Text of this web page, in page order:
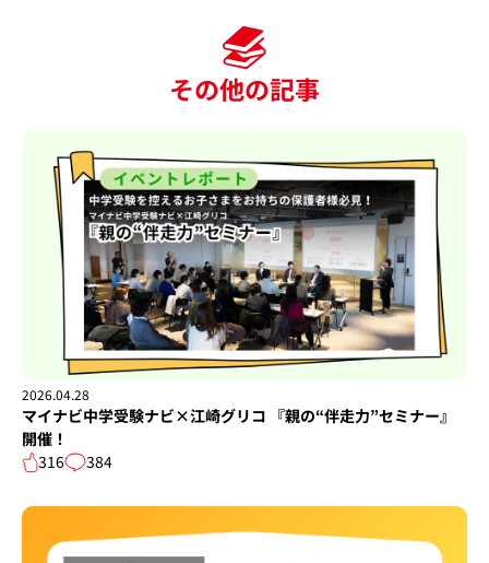
その他の記事
2026.04.28
マイナビ中学受験ナビ×江崎グリコ 『親の“伴走力”セミナー』
開催！
316
384